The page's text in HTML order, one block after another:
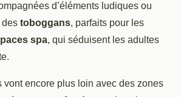
d’éléments ludiques ou
des toboggans, parfaits pour les
spa, qui séduisent les adultes
vont encore plus loin avec des zones